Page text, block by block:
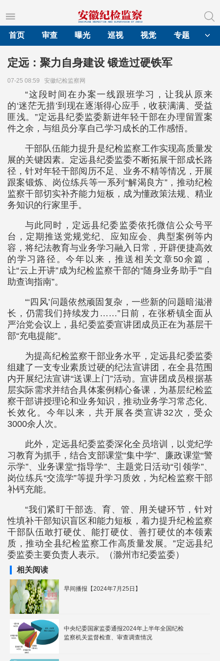
首页
审查 曝光 巡视 视觉 专题
定远：聚力自身建设 锻造过硬铁军
07-25 08:59 安徽纪检监察网
“这段时间在办案一线跟班学习，让我从原来
的‘迷茫无措’到现在逐渐得心应手，收获满满、受益
匪浅。”定远县纪委监委新进年轻干部在办理留置案
件之余，与组员分享自己学习成长的工作感悟。
干部队伍能力提升是纪检监察工作实现高质量发
展的关键因素。定远县纪委监委不断拓展干部成长路
径，针对年轻干部阅历不足、业务不精等情况，开展
跟案锻炼、岗位练兵等一系列“解渴良方”，推动纪检
监察干部切实补齐能力短板，成为懂政策法规、精业
务知识的行家里手。
与此同时，定远县纪委监委依托微信公众号平
台，定期推送党规党纪、应知应会、典型案例等内
容，将纪法教育与业务学习融入日常，开辟便捷高效
的学习路径。今年以来，推送相关文章50余篇，
让“云上开讲”成为纪检监察干部的“随身业务助手”“自
助查询指南”。
“‘四风’问题依然顽固复杂，一些新的问题暗滋潜
长，仍需我们持续发力……”日前，在张桥镇全面从
严治党会议上，县纪委监委宣讲团成员正在为基层干
部“充电提能”。
为提高纪检监察干部业务水平，定远县纪委监委
组建了一支专业素质过硬的纪法宣讲团，在全县范围
内开展纪法宣讲“送课上门”活动。宣讲团成员根据基
层实际需求并结合具体案例精心备课，为基层纪检监
察干部讲授理论和业务知识，推动业务学习常态化、
长效化。今年以来，共开展各类宣讲32次，受众
3000余人次。
此外，定远县纪委监委深化全员培训，以党纪学
习教育为抓手，结合支部课堂“集中学”、廉政课堂“警
示学”、业务课堂“指导学”、主题党日活动“引领学”、
岗位练兵“交流学”等提升学习质效，为纪检监察干部
补钙充能。
“我们紧盯干部选、育、管、用关键环节，针对
性填补干部知识盲区和能力短板，着力提升纪检监察
干部队伍敢打硬仗、能打硬仗、善打硬仗的本领素
质，推动全县纪检监察工作高质量发展。”定远县纪
委监委主要负责人表示。（滁州市纪委监委）
相关阅读
早间播报【2024年7月25日】
中央纪委国家监委通报2024年上半年全国纪检
监察机关监督检查、审查调查情况